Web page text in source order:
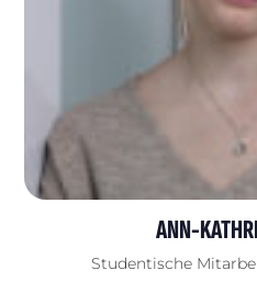
ANN-
Studentische